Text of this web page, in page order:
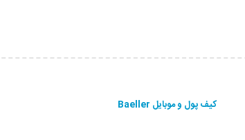
کیف پول و موبایل Baeller